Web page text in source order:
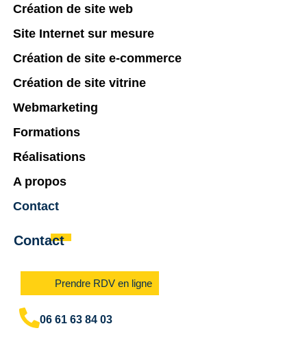
Contact
Prendre RDV en ligne
06 61 63 84 03
Création de site web
Site Internet sur mesure
Création de site e-commerce
Création de site vitrine
Webmarketing
Formations
Réalisations
A propos
Contact